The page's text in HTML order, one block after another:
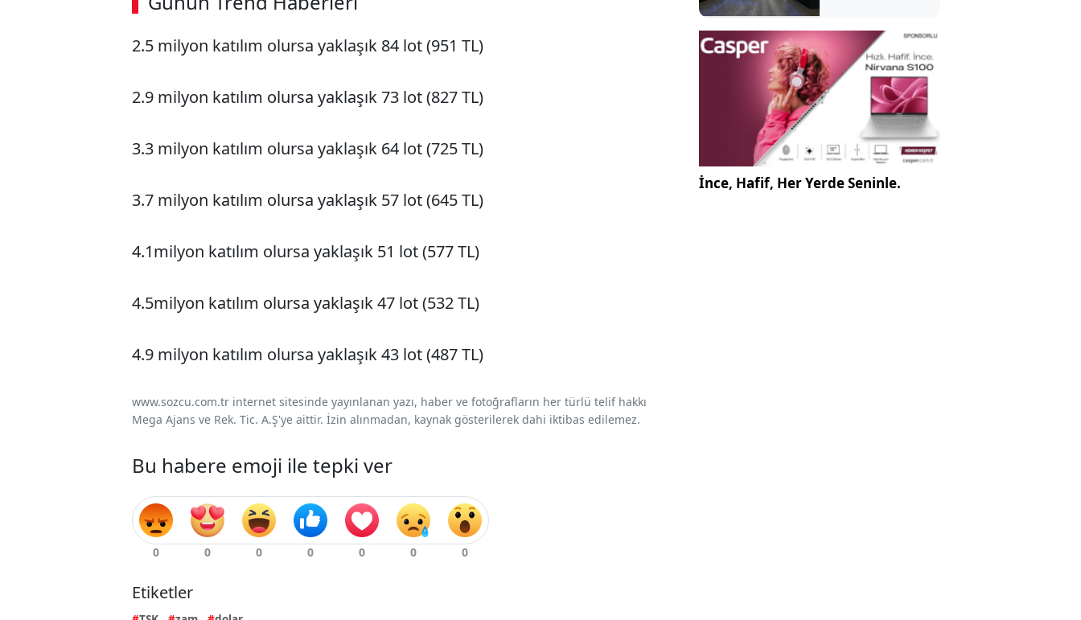
2.5 milyon katılım olursa yaklaşık 84 lot (951 TL)
2.9 milyon katılım olursa yaklaşık 73 lot (827 TL)
3.3 milyon katılım olursa yaklaşık 64 lot (725 TL)
3.7 milyon katılım olursa yaklaşık 57 lot (645 TL)
4.1milyon katılım olursa yaklaşık 51 lot (577 TL)
4.5milyon katılım olursa yaklaşık 47 lot (532 TL)
4.9 milyon katılım olursa yaklaşık 43 lot (487 TL)
www.sozcu.com.tr internet sitesinde yayınlanan yazı, haber ve fotoğrafların her türlü telif hakkı
Mega Ajans ve Rek. Tic. A.Ş'ye aittir. İzin alınmadan, kaynak gösterilerek dahi iktibas edilemez.
Bu habere emoji ile tepki ver
Etiketler
İnce, Hafif, Her Yerde Seninle.